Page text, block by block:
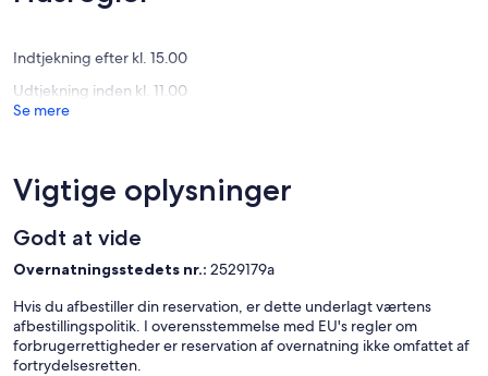
Indtjekning efter kl. 15.00
Udtjekning inden kl. 11.00
Se mere
Vigtige oplysninger
Godt at vide
Overnatningsstedets nr.: 2529179a
Hvis du afbestiller din reservation, er dette underlagt værtens
afbestillingspolitik. I overensstemmelse med EU's regler om
forbrugerrettigheder er reservation af overnatning ikke omfattet af
fortrydelsesretten.